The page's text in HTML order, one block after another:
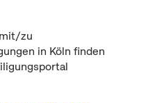
zu
in Köln finden